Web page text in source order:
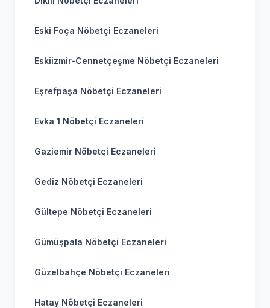
Eski Foça Nöbetçi Eczaneleri
Eskiizmir-Cennetçeşme Nöbetçi Eczaneleri
Eşrefpaşa Nöbetçi Eczaneleri
Evka 1 Nöbetçi Eczaneleri
Gaziemir Nöbetçi Eczaneleri
Gediz Nöbetçi Eczaneleri
Gültepe Nöbetçi Eczaneleri
Gümüşpala Nöbetçi Eczaneleri
Güzelbahçe Nöbetçi Eczaneleri
Hatay Nöbetçi Eczaneleri